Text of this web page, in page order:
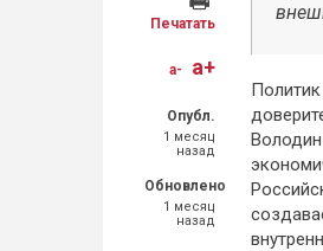
Печатать
a- a+
Опубл.
1 месяц
назад
Обновлено
1 месяц
назад